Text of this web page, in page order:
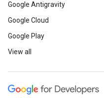
Google Antigravity
Google Cloud
Google Play
View all